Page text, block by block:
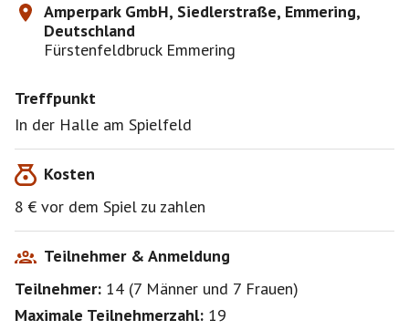
Amperpark GmbH, Siedlerstraße, Emmering,
Deutschland
Fürstenfeldbruck Emmering
Treffpunkt
In der Halle am Spielfeld
Kosten
8 € vor dem Spiel zu zahlen
Teilnehmer & Anmeldung
Teilnehmer: 14 (7 Männer und 7 Frauen)
Maximale Teilnehmerzahl: 19